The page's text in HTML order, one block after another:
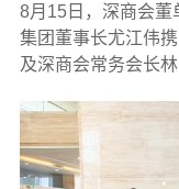
8月15日，深商会董
集团董事长尤江伟
及深商会常务会长林